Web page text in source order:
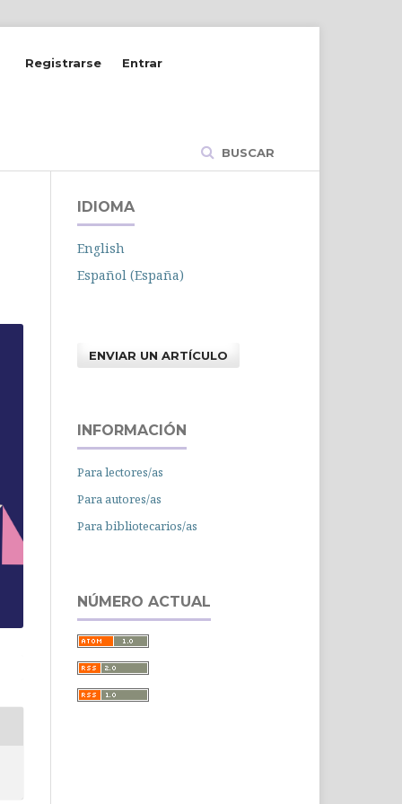
BUSCAR
Registrarse Entrar
IDIOMA
English
Español (España)
ENVIAR UN ARTÍCULO
INFORMACIÓN
Para lectores/as
Para autores/as
Para bibliotecarios/as
NÚMERO ACTUAL